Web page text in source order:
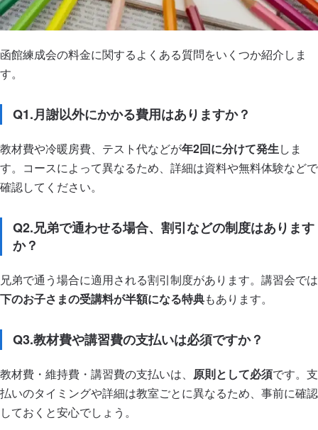
函館練成会の料金に関するよくある質問をいくつか紹介しま
す。
Q1.月謝以外にかかる費用はありますか？
教材費や冷暖房費、テスト代などが年2回に分けて発生しま
す。コースによって異なるため、詳細は資料や無料体験などで
確認してください。
Q2.兄弟で通わせる場合、割引などの制度はあります
か？
兄弟で通う場合に適用される割引制度があります。講習会では
下のお子さまの受講料が半額になる特典もあります。
Q3.教材費や講習費の支払いは必須ですか？
教材費・維持費・講習費の支払いは、 原則として必須です。支
払いのタイミングや詳細は教室ごとに異なるため、事前に確認
しておくと安心でしょう。